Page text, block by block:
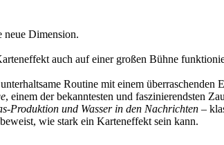
neue Dimension.
auch auf einer großen Bühne
Routine mit einem überraschenden
, einem der bekanntesten und faszinierendsten
Produktion und Wasser in den Nachrichten –
wie stark ein Karteneffekt sein kann.